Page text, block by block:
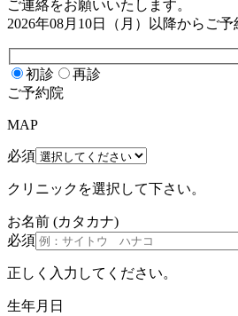
ご連絡をお願いいたします。
2026年08月10日（月）
以降からご予
初診
再診
ご予約院
MAP
必須
クリニックを選択して下さい。
お名前 (カタカナ)
必須
正しく入力してください。
生年月日